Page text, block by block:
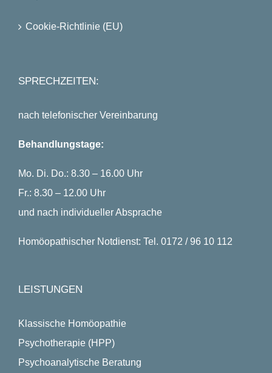
Cookie-Richtlinie (EU)
SPRECHZEITEN:
nach telefonischer Vereinbarung
Behandlungstage:
Mo. Di. Do.: 8.30 – 16.00 Uhr
Fr.: 8.30 – 12.00 Uhr
und nach individueller Absprache
Homöopathischer Notdienst: Tel. 0172 / 96 10 112
LEISTUNGEN
Klassische Homöopathie
Psychotherapie (HPP)
Psychoanalytische Beratung